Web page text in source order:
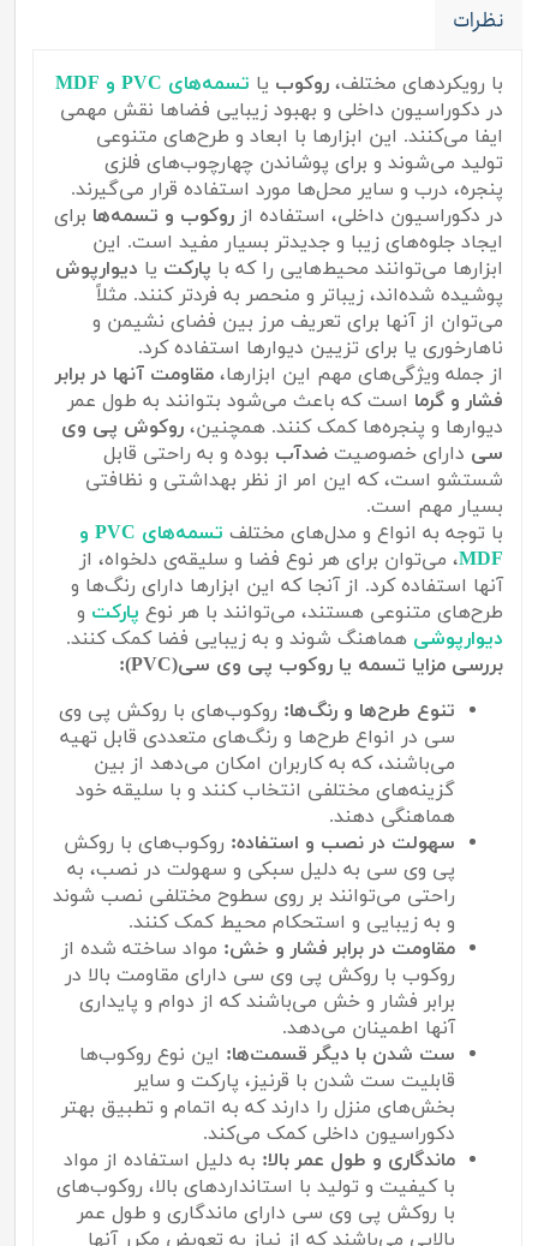
نظرات
با رویکردهای مختلف، روکوب یا تسمه‌های PVC و MDF
در دکوراسیون داخلی و بهبود زیبایی فضاها نقش مهمی
ایفا می‌کنند. این ابزارها با ابعاد و طرح‌های متنوعی
تولید می‌شوند و برای پوشاندن چهارچوب‌های فلزی
پنجره، درب و سایر محل‌ها مورد استفاده قرار می‌گیرند.
در دکوراسیون داخلی، استفاده از روکوب و تسمه‌ها برای
ایجاد جلوه‌های زیبا و جدیدتر بسیار مفید است. این
ابزارها می‌توانند محیط‌هایی را که با پارکت یا دیوارپوش
پوشیده شده‌اند، زیباتر و منحصر به فرد‌تر کنند. مثلاً
می‌توان از آنها برای تعریف مرز بین فضای نشیمن و
ناهارخوری یا برای تزیین دیوارها استفاده کرد.
از جمله ویژگی‌های مهم این ابزارها، مقاومت آنها در برابر
فشار و گرما است که باعث می‌شود بتوانند به طول عمر
دیوارها و پنجره‌ها کمک کنند. همچنین، روکوش پی وی
سی دارای خصوصیت ضدآب بوده و به راحتی قابل
شستشو است، که این امر از نظر بهداشتی و نظافتی
بسیار مهم است.
با توجه به انواع و مدل‌های مختلف
تسمه‌های PVC و
MDF، می‌توان برای هر نوع فضا و سلیقه‌ی دلخواه، از
آنها استفاده کرد. از آنجا که این ابزارها دارای رنگ‌ها و
طرح‌های متنوعی هستند، می‌توانند با هر نوع پارکت و
دیوارپوشی هماهنگ شوند و به زیبایی فضا کمک کنند.
بررسی مزایا تسمه یا روکوب پی وی سی(PVC):
تنوع طرح‌ها و رنگ‌ها: روکوب‌های با روکش پی وی
سی در انواع طرح‌ها و رنگ‌های متعددی قابل تهیه
می‌باشند، که به کاربران امکان می‌دهد از بین
گزینه‌های مختلفی انتخاب کنند و با سلیقه خود
هماهنگی دهند.
سهولت در نصب و استفاده: روکوب‌های با روکش
پی وی سی به دلیل سبکی و سهولت در نصب، به
راحتی می‌توانند بر روی سطوح مختلفی نصب شوند
و به زیبایی و استحکام محیط کمک کنند.
مقاومت در برابر فشار و خش: مواد ساخته شده از
روکوب با روکش پی وی سی دارای مقاومت بالا در
برابر فشار و خش می‌باشند که از دوام و پایداری
آنها اطمینان می‌دهد.
ست شدن با دیگر قسمت‌ها: این نوع روکوب‌ها
قابلیت ست شدن با قرنیز، پارکت و سایر
بخش‌های منزل را دارند که به اتمام و تطبیق بهتر
دکوراسیون داخلی کمک می‌کند.
ماندگاری و طول عمر بالا: به دلیل استفاده از مواد
با کیفیت و تولید با استانداردهای بالا، روکوب‌های
با روکش پی وی سی دارای ماندگاری و طول عمر
بالایی می‌باشند که از نیاز به تعویض مکرر آنها